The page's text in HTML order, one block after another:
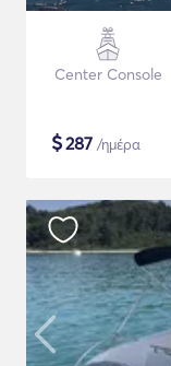
Center Console
$287 /ημέρα